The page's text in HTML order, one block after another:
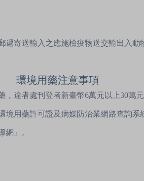
寄送輸入之應施檢疫物送交輸出入
環境用藥注意事項
違者處刊登者新臺幣6萬元以上30萬元
用藥許可證及病媒防治業網路查詢系
網』。